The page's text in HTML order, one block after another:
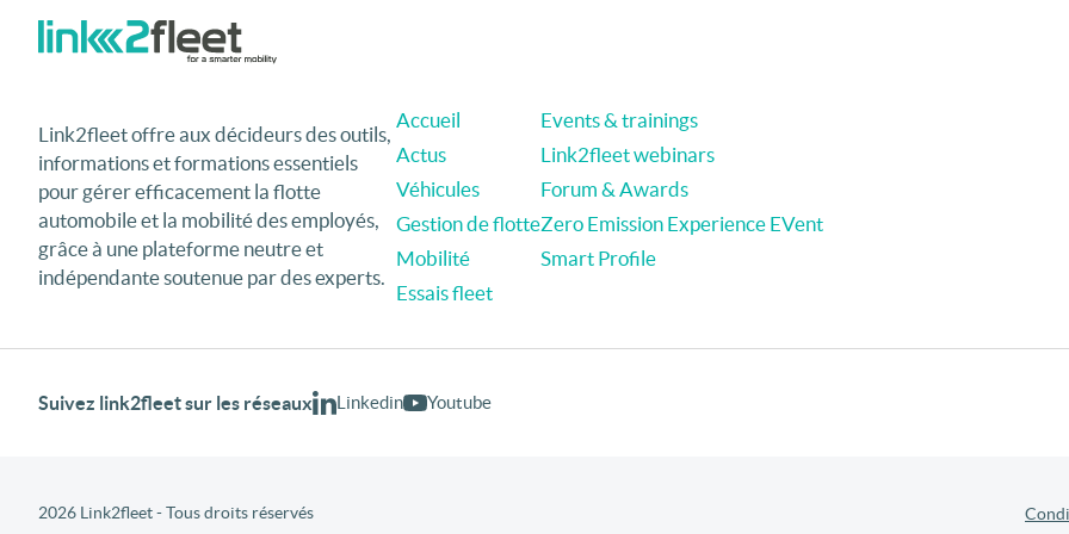
Link2fleet offre aux décideurs des outils,
informations et formations essentiels
pour gérer efficacement la flotte
automobile et la mobilité des employés,
grâce à une plateforme neutre et
indépendante soutenue par des experts.
Accueil
Actus
Véhicules
Gestion de flotte
Mobilité
Essais fleet
Events & trainings
Link2fleet webinars
Forum & Awards
Zero Emission Experience EVent
Smart Profile
Suivez link2fleet sur les réseaux Linkedin Youtube
2026 Link2fleet - Tous droits réservés